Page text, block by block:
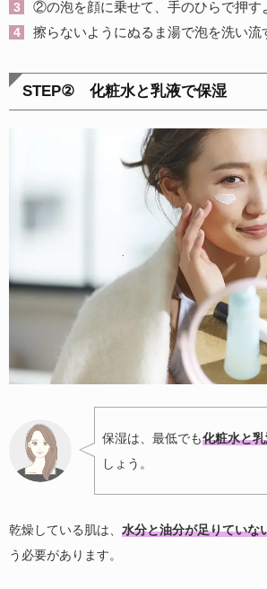
②の泡を顔に乗せて、手のひらで押す
擦らないようにぬるま湯で泡を洗い流
STEP② 化粧水と乳液で保湿
保湿は、最低でも化粧水と
しょう。
乾燥している肌は、 水分と油分が足りていな
う必要があります。